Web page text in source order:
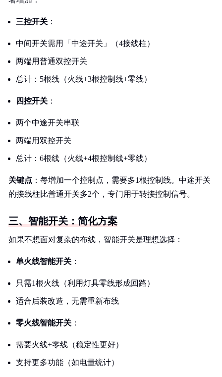
三控开关 ：
中间开关需用「中途开关」（4接线柱）
两端用普通双控开关
总计：5根线（火线+3根控制线+零线）
四控开关 ：
两个中途开关串联
两端用双控开关
总计：6根线（火线+4根控制线+零线）
关键点 ：每增加一个控制点，需要多1根控制线。中途开关
的接线柱比普通开关多2个，专门用于转接控制信号。
三、智能开关：简化方案
如果不想面对复杂的布线，智能开关是理想选择：
单火线智能开关 ：
只需1根火线（利用灯具零线形成回路）
适合后装改造，无需重新布线
零火线智能开关 ：
需要火线+零线（稳定性更好）
支持更多功能（如电量统计）